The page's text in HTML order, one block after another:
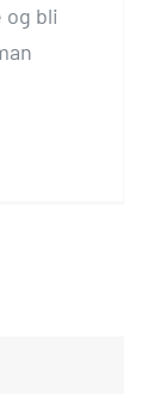
og bli